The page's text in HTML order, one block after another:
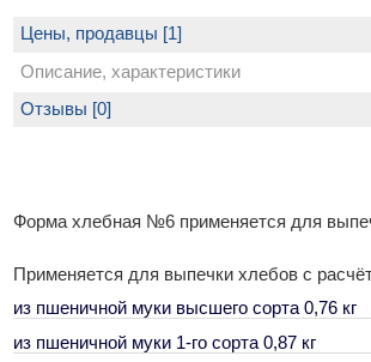
Цены, продавцы [1]
Описание, характеристики
Форма хлебная №6 применяется для
Применяется для выпечки хлебов с
из пшеничной муки высшего сорта 0,76 кг
из пшеничной муки 1-го сорта 0,87 кг
Отзывы [0]